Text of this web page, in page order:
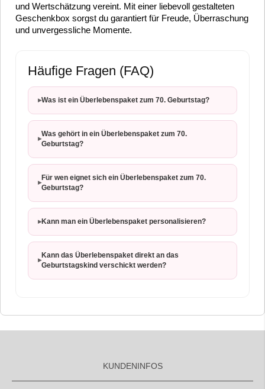
und Wertschätzung vereint. Mit einer liebevoll gestalteten
Geschenkbox sorgst du garantiert für Freude, Überraschung
und unvergessliche Momente.
Häufige Fragen (FAQ)
▸Was ist ein Überlebenspaket zum 70. Geburtstag?
▸
Was gehört in ein Überlebenspaket zum 70.
Geburtstag?
▸
Für wen eignet sich ein Überlebenspaket zum 70.
Geburtstag?
▸Kann man ein Überlebenspaket personalisieren?
▸
Kann das Überlebenspaket direkt an das
Geburtstagskind verschickt werden?
KUNDENINFOS